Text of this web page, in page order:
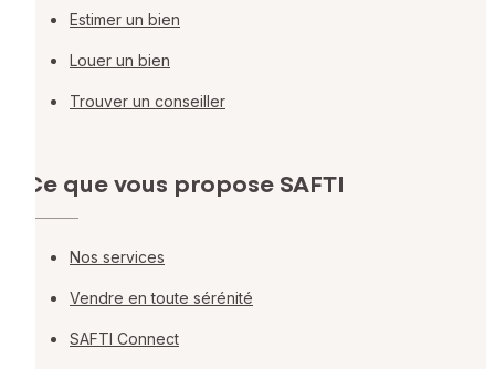
Estimer un bien
Louer un bien
Trouver un conseiller
Ce que vous propose SAFTI
Nos services
Vendre en toute sérénité
SAFTI Connect